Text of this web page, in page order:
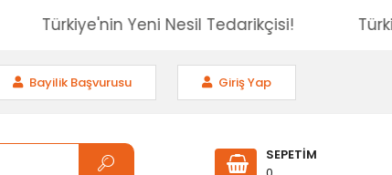
Türkiye'nin Yeni Nesil Tedarikçisi!
Giriş Yap
Bayilik Başvurusu
SEPETİM